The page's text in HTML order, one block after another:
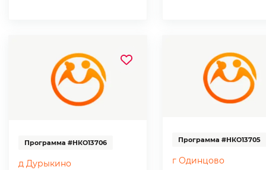
Программа #НКО13706
д Дурыкино
Программа #НКО13705
г Одинцово